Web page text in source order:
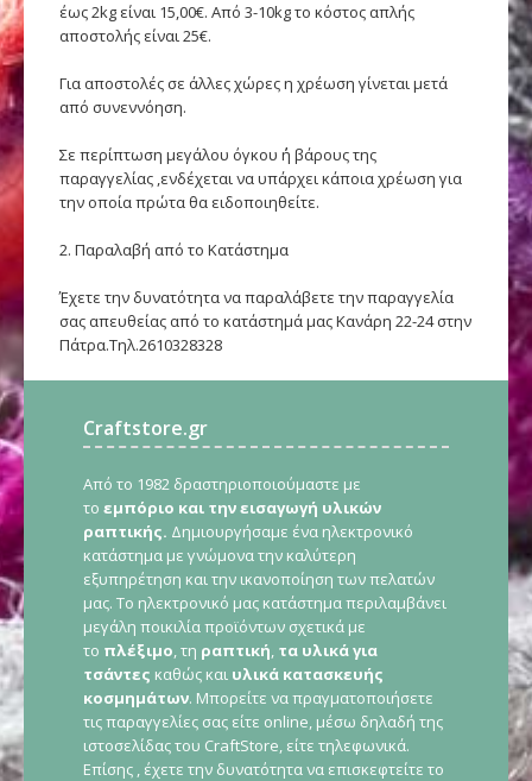
έως 2kg είναι 15,00€. Από 3-10kg το κόστος απλής
αποστολής είναι 25€.
Για αποστολές σε άλλες χώρες η χρέωση γίνεται μετά
από συνεννόηση.
Σε περίπτωση μεγάλου όγκου ΄΄η βάρους της
παραγγελίας ,ενδέχεται να υπάρχει κάποια χρέωση για
την οποία πρώτα θα ειδοποιηθείτε.
2. Παραλαβή από το Κατάστημα
Έχετε την δυνατότητα να παραλάβετε την παραγγελία
σας απευθείας από το κατάστημά μας Κανάρη 22-24 στην
Πάτρα.Τηλ.2610328328
Craftstore.gr
Από το 1982 δραστηριοποιούμαστε με
το εμπόριο και την εισαγωγή υλικών
ραπτικής. Δημιουργήσαμε ένα ηλεκτρονικό
κατάστημα με γνώμονα την καλύτερη
εξυπηρέτηση και την ικανοποίηση των πελατών
μας. Το ηλεκτρονικό μας κατάστημα περιλαμβάνει
μεγάλη ποικιλία προϊόντων σχετικά με
το πλέξιμο, τη ραπτική, τα υλικά για
τσάντες καθώς και υλικά κατασκευής
κοσμημάτων. Μπορείτε να πραγματοποιήσετε
τις παραγγελίες σας είτε online, μέσω δηλαδή της
ιστοσελίδας του CraftStore, είτε τηλεφωνικά.
Επίσης , έχετε την δυνατότητα να επισκεφτείτε το